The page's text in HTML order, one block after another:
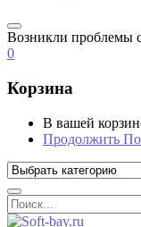
Возникли проблемы
0
Корзина
В вашей
Продолжить